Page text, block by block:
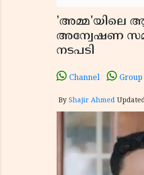
'അമ്മ'യിലെ
അന്വേഷണ
നടപടി
Channel Group
By Shajir Ahmed